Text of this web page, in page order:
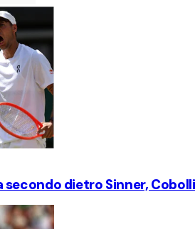
dietro Sinner,